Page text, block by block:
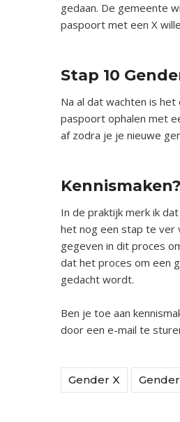
gedaan. De gemeente
paspoort met een X
Stap 10
Na al dat wachten is
paspoort ophalen met
af zodra je je nieuwe
Kennismaken?
In de praktijk merk ik
het nog een stap te ver
gegeven in dit proces
dat het proces om een
gedacht wordt.
Ben je toe aan
door een e-mail te
Gender X